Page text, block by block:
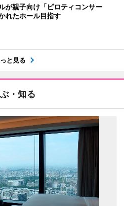
が親子向け「ピロティコンサー
れたホール目指す
と見る
・知る